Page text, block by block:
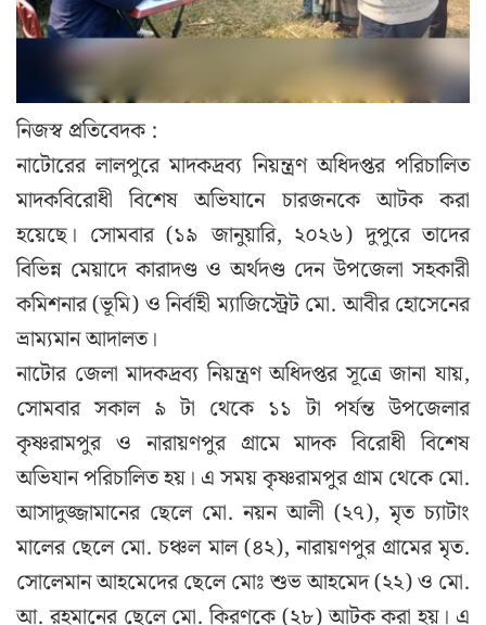
নিজস্ব প্রতিবেদক :
নাটোরের লালপুরে মাদকদ্রব্য নিয়ন্ত্রণ অধিদপ্তর পরিচালিত
মাদকবিরোধী বিশেষ অভিযানে চারজনকে আটক করা
হয়েছে। সোমবার (১৯ জানুয়ারি, ২০২৬) দুপুরে তাদের
বিভিন্ন মেয়াদে কারাদণ্ড ও অর্থদণ্ড দেন উপজেলা সহকারী
কমিশনার (ভূমি) ও নির্বাহী ম্যাজিস্ট্রেট মো. আবীর হোসেনের
ভ্রাম্যমান আদালত।
নাটোর জেলা মাদকদ্রব্য নিয়ন্ত্রণ অধিদপ্তর সূত্রে জানা যায়,
সোমবার সকাল ৯ টা থেকে ১১ টা পর্যন্ত উপজেলার
কৃষ্ণরামপুর ও নারায়ণপুর গ্রামে মাদক বিরোধী বিশেষ
অভিযান পরিচালিত হয়। এ সময় কৃষ্ণরামপুর গ্রাম থেকে মো.
আসাদুজ্জামানের ছেলে মো. নয়ন আলী (২৭), মৃত চ্যাটাং
মালের ছেলে মো. চঞ্চল মাল (৪২), নারায়ণপুর গ্রামের মৃত.
সোলেমান আহমেদের ছেলে মোঃ শুভ আহমেদ (২২) ও মো.
আ. রহমানের ছেলে মো. কিরণকে (২৮) আটক করা হয়। এ